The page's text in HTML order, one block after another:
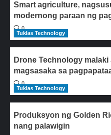
Smart agriculture,
modernong paraan ng
0
Tuklas Technology
Drone Technology
magsasaka sa
0
Tuklas Technology
Produksyon ng Golden
nang palawigin